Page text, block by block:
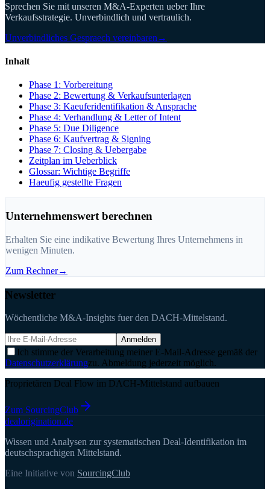
Sprechen Sie mit unseren M&A-Experten ueber Ihre
Verkaufsstrategie. Unverbindlich und vertraulich.
Unverbindliches Gespraech vereinbaren →
Inhalt
Phase 1: Vorbereitung
Phase 2: Bewertung & Verkaufsunterlagen
Phase 3: Kaeuferidentifikation & Ansprache
Phase 4: Verhandlung & Letter of Intent
Phase 5: Due Diligence
Phase 6: Kaufvertrag & Signing
Phase 7: Closing & Uebergabe
Zeitplan im Ueberblick
Glossar: Wichtige Begriffe
Haeufig gestellte Fragen
Unternehmenswert berechnen
Erhalten Sie eine indikative Bewertung Ihres Unternehmens in
wenigen Minuten.
Zum Rechner→
Newsletter
Wöchentliche M&A-Insights fuer den DACH-Mittelstand.
Anmelden
Ich stimme der Verarbeitung meiner E-Mail-Adresse gemäß der
Datenschutzerklärungzu. Abmeldung jederzeit möglich.
Proprietären Deal Flow im DACH-Mittelstand aufbauen
Zum SourcingClub
dealorigination.de
Wissen und Analysen zur systematischen Deal-Identifikation im
deutschsprachigen Mittelstand.
Eine Initiative von SourcingClub